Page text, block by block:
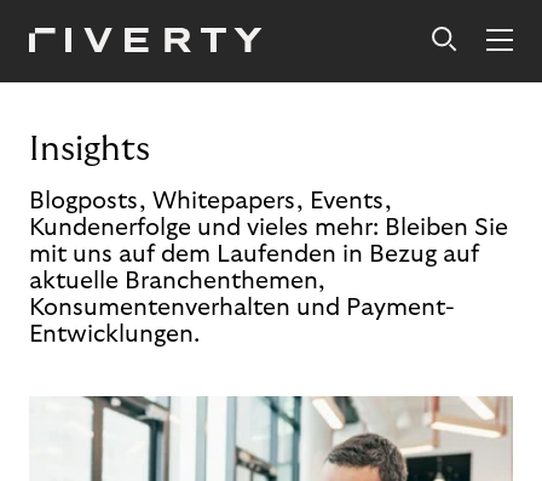
Insights
Blogposts, Whitepapers, Events,
Kundenerfolge und vieles mehr: Bleiben Sie
mit uns auf dem Laufenden in Bezug auf
aktuelle Branchenthemen,
Konsumentenverhalten und Payment-
Entwicklungen.